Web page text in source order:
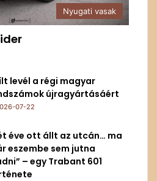
Nyugati vasak
levél a régi magyar
újragyártásáért
07-22
éve ott állt az utcán… ma
eszembe sem jutna
– egy Trabant 601